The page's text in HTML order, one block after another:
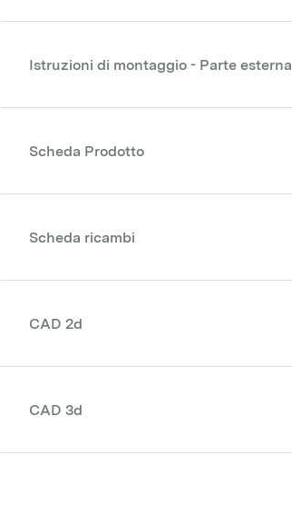
Istruzioni di montaggio - Parte esterna
Scheda Prodotto
Scheda ricambi
CAD 2d
CAD 3d